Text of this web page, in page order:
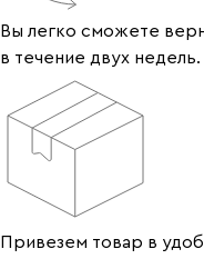
Вы легко сможете
в течение двух недель.
Привезем товар в